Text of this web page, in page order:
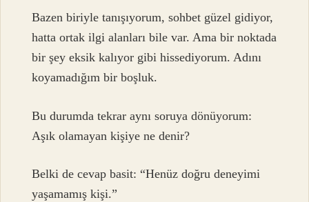
Bazen biriyle tanışıyorum, sohbet güzel gidiyor,
hatta ortak ilgi alanları bile var. Ama bir noktada
bir şey eksik kalıyor gibi hissediyorum. Adını
koyamadığım bir boşluk.
Bu durumda tekrar aynı soruya dönüyorum:
Aşık olamayan kişiye ne denir?
Belki de cevap basit: “Henüz doğru deneyimi
yaşamamış kişi.”